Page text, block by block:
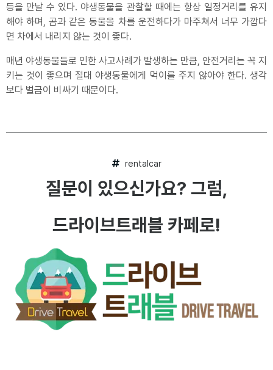
등을 만날 수 있다. 야생동물을 관찰할 때에는 항상 일정거리를 유지
해야 하며, 곰과 같은 동물을 차를 운전하다가 마주쳐서 너무 가깝다
면 차에서 내리지 않는 것이 좋다.
매년 야생동물들로 인한 사고사례가 발생하는 만큼, 안전거리는 꼭 지
키는 것이 좋으며 절대 야생동물에게 먹이를 주지 않아야 한다. 생각
보다 벌금이 비싸기 때문이다.
rentalcar
질문이 있으신가요? 그럼,
드라이브트래블 카페로!